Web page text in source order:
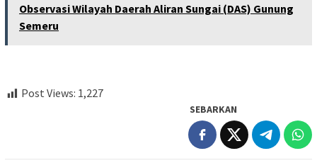
Observasi Wilayah Daerah Aliran Sungai (DAS) Gunung
Semeru
Post Views: 1,227
SEBARKAN